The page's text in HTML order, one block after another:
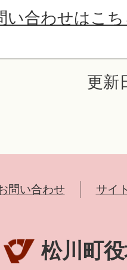
い合わせはこ
更新
問い合わせ サイ
松川町